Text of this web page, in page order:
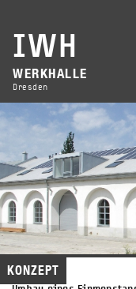
AKTUELL/
BÜRO/
PROJEKTE
IWH
WERKHALLE
Dresden
KONZEPT